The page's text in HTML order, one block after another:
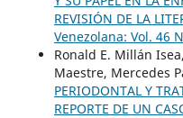
REVISIÓN DE LA
Venezolana: Vol. 46
Ronald E. Millán
Maestre, Mercedes
PERIODONTAL Y
REPORTE DE UN